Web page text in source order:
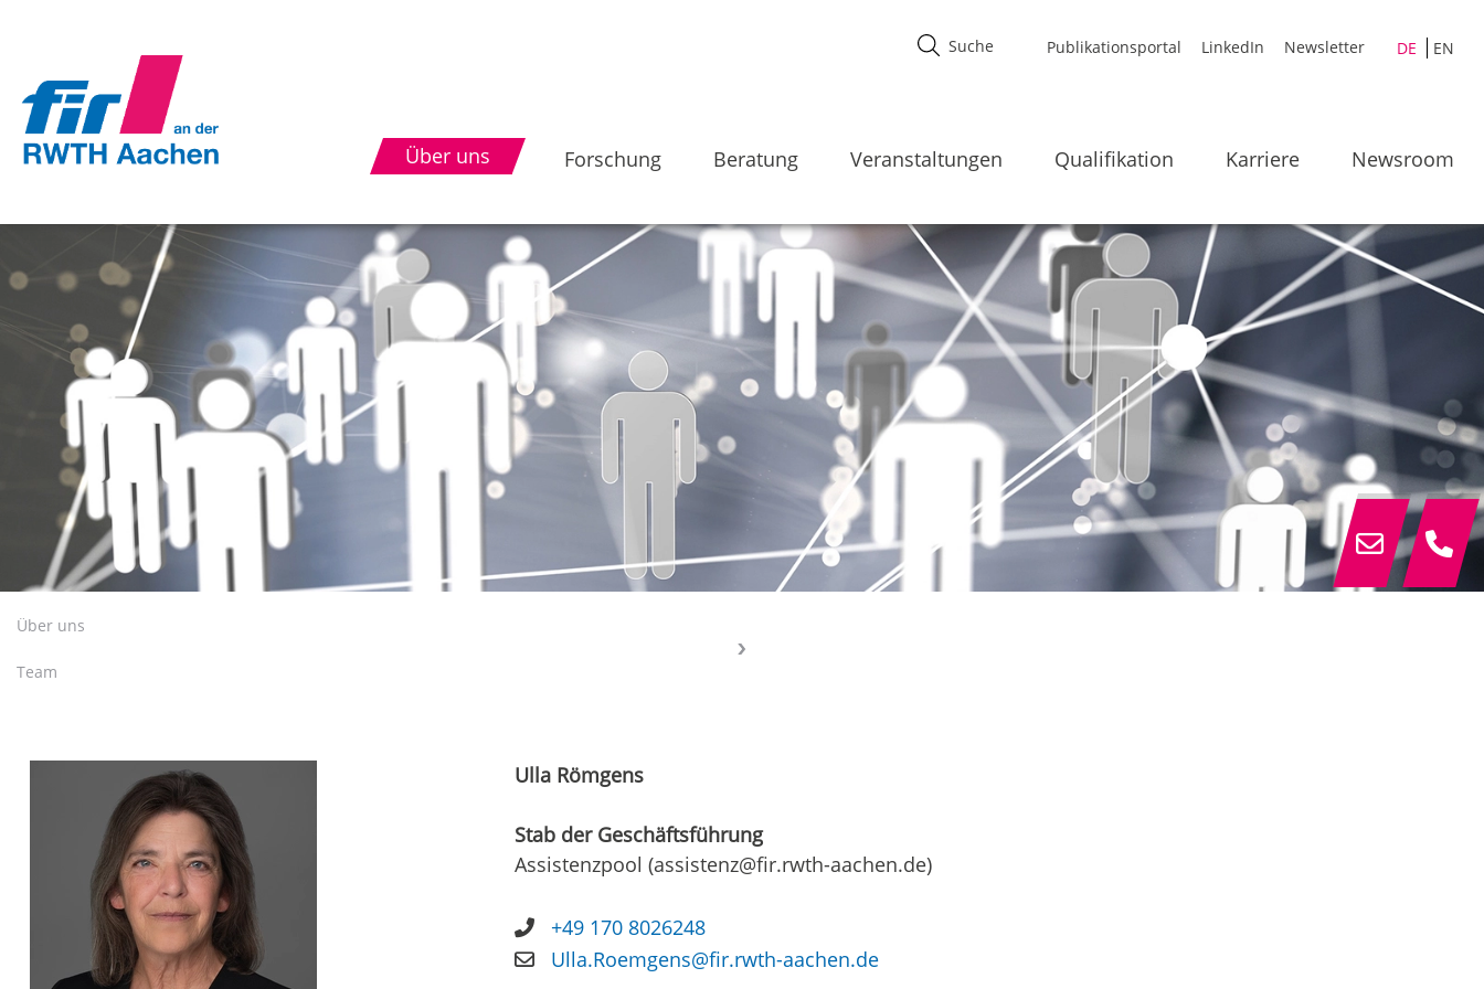
Publikationsportal LinkedIn Newsletter DE EN
Über uns Forschung Beratung Veranstaltungen Qualifikation Karriere Newsroom
Über uns
Team
Ulla Römgens
Stab der Geschäftsführung
Assistenzpool (assistenz@fir.rwth-aachen.de)
+49 170 8026248
Ulla.Roemgens@fir.rwth-aachen.de